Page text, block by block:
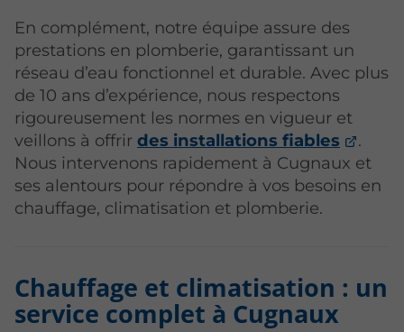
En complément, notre équipe assure des
prestations en plomberie, garantissant un
réseau d’eau fonctionnel et durable. Avec plus
de 10 ans d’expérience, nous respectons
rigoureusement les normes en vigueur et
veillons à offrir des installations fiables
.
Nous intervenons rapidement à Cugnaux et
ses alentours pour répondre à vos besoins en
chauffage, climatisation et plomberie.
Chauffage et climatisation : un
service complet à Cugnaux